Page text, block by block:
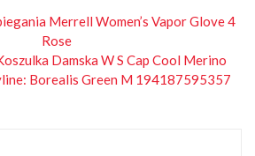
Merrell Women’s Vapor Glove 4
Rose
Damska W S Cap Cool Merino
Borealis Green M 194187595357